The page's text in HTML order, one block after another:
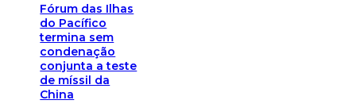
Fórum das Ilhas
do Pacífico
termina sem
condenação
conjunta a teste
de míssil da
China